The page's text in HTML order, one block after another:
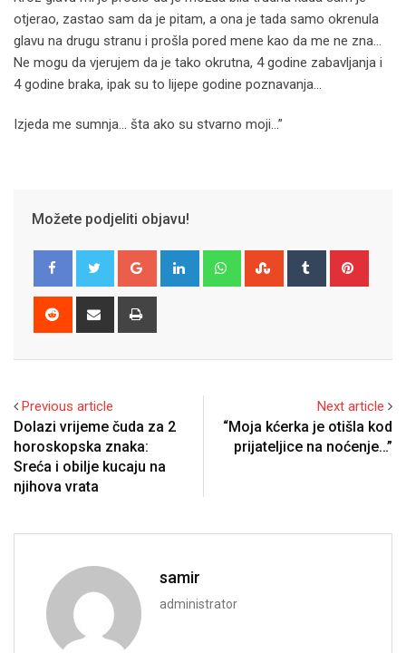
otjerao, zastao sam da je pitam, a ona je tada samo okrenula
glavu na drugu stranu i prošla pored mene kao da me ne zna…
Ne mogu da vjerujem da je tako okrutna, 4 godine zabavljanja i
4 godine braka, ipak su to lijepe godine poznavanja…
Izjeda me sumnja… šta ako su stvarno moji…”
Možete podjeliti objavu!
Google+ LinkedIn WhatsappStumbleUpon
Tumblr
Reddit
Share
Previous article
Dolazi vrijeme čuda za 2
horoskopska znaka:
Sreća i obilje kucaju na
njihova vrata
Next article
“Moja kćerka je otišla kod
prijateljice na noćenje…”
samir
administrator